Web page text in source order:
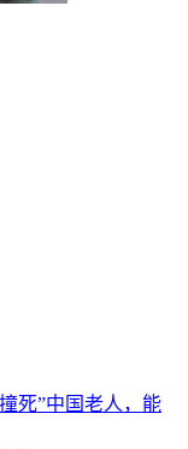
死”中国老人，能